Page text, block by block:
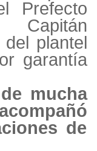
Prefecto
Capitán
plantel
garantía
mucha
de